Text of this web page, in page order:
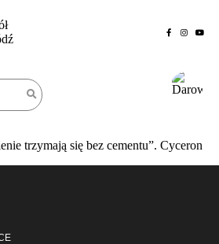
trzymają się bez cementu”. Cyceron